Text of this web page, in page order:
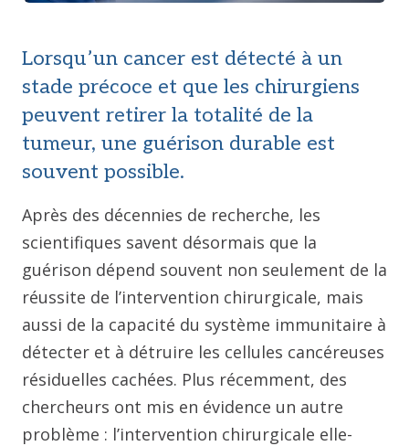
Lorsqu’un cancer est détecté à un
stade précoce et que les chirurgiens
peuvent retirer la totalité de la
tumeur, une guérison durable est
souvent possible.
Après des décennies de recherche, les
scientifiques savent désormais que la
guérison dépend souvent non seulement de la
réussite de l’intervention chirurgicale, mais
aussi de la capacité du système immunitaire à
détecter et à détruire les cellules cancéreuses
résiduelles cachées. Plus récemment, des
chercheurs ont mis en évidence un autre
problème : l’intervention chirurgicale elle-